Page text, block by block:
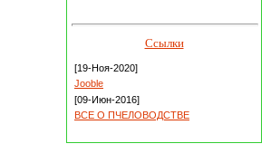
Ссылки
[19-Ноя-2020]
Jooble
[09-Июн-2016]
ВСЕ О ПЧЕЛОВОДСТВЕ